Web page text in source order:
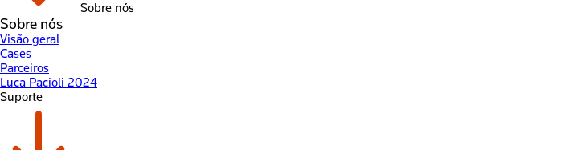
Sobre nós
Sobre nós
Visão geral
Cases
Parceiros
Luca Pacioli 2024
Suporte